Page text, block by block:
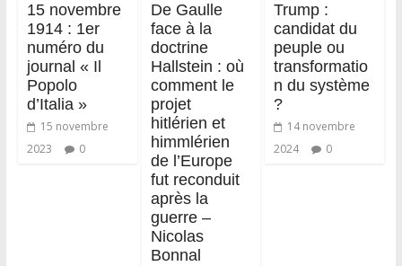
15 novembre
1914 : 1er
numéro du
journal « Il
Popolo
d’Italia »
15 novembre
2023
0
De Gaulle
face à la
doctrine
Hallstein : où
comment le
projet
hitlérien et
himmlérien
de l’Europe
fut reconduit
après la
guerre –
Nicolas
Bonnal
Trump :
candidat du
peuple ou
transformatio
n du système
?
14 novembre
2024
0